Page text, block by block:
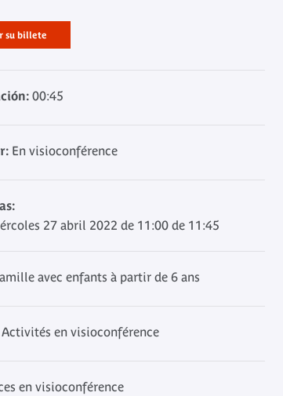
su billete
00:45
En visioconférence
27 abril 2022 de 11:00 de 11:45
avec enfants à partir de 6 ans
Activités en visioconférence
en visioconférence